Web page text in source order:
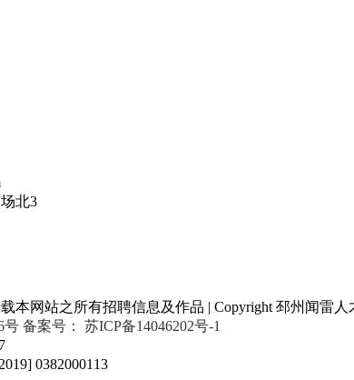
北3
本网站之所有招聘信息及作品 | Copyright 邳州闻雷
号 备案号： 苏ICP备14046202号-1
0382000113